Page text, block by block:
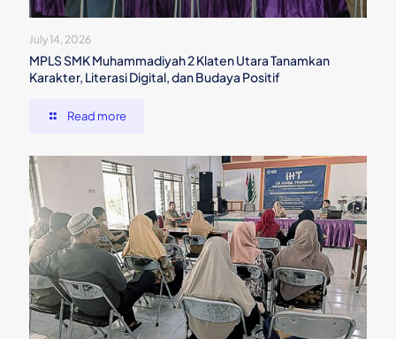
July 14, 2026
MPLS SMK Muhammadiyah 2 Klaten Utara Tanamkan
Karakter, Literasi Digital, dan Budaya Positif
Read more